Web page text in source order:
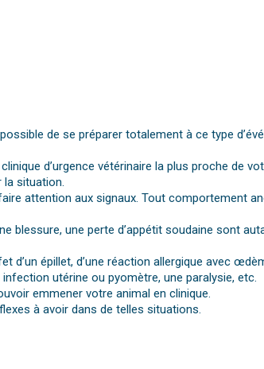
de se préparer totalement à ce type
d’urgence vétérinaire la plus proche de
la situation.
attention aux signaux. Tout comportement
une perte d’appétit soudaine sont
épillet, d’une réaction allergique avec
utérine ou pyomètre, une paralysie, etc.
emmener votre animal en clinique.
à avoir dans de telles situations.